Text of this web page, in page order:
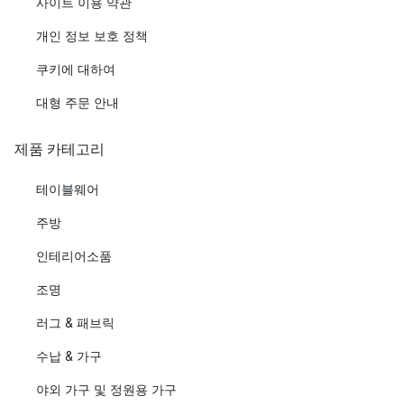
개인 정보 보호 정책
쿠키에 대하여
대형 주문 안내
제품 카테고리
테이블웨어
주방
인테리어소품
조명
러그 & 패브릭
수납 & 가구
야외 가구 및 정원용 가구